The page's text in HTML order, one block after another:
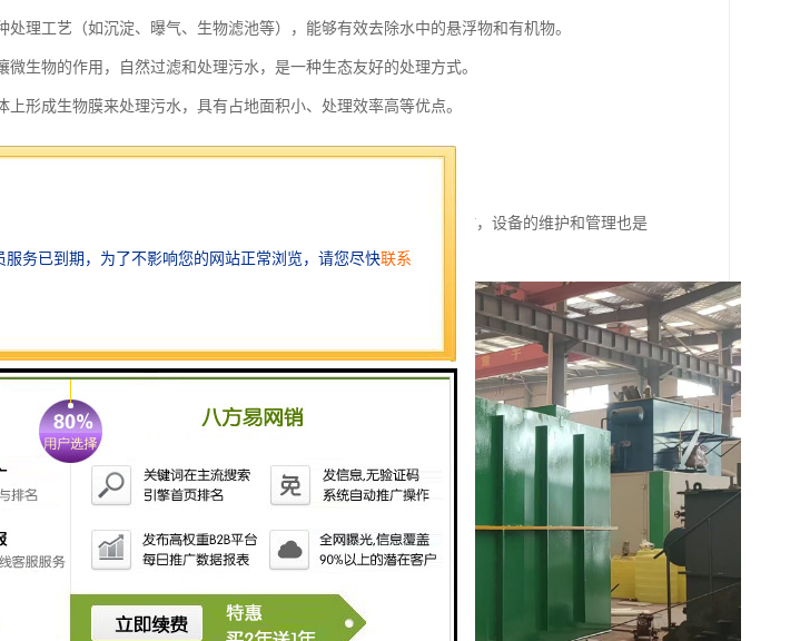
理工艺（如沉淀、曝气、生物滤池等），能够有效去除水中的悬浮物和有机物。
生物的作用，自然过滤和处理污水，是一种生态友好的处理方式。
形成生物膜来处理污水，具有占地面积小、处理效率高等优点。
淀物等，提升出水水质，适合用于二次处理。
虑污水的来源、处理规模、处理标准及投资和运行成本等因素。同时，设备的维护和管理也是